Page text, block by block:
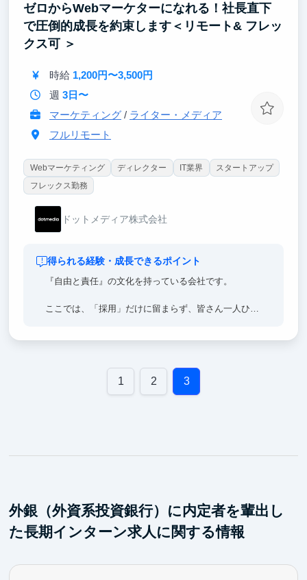
★ 部下10名をマネジメントしてチームを兼任する東
大生
など、レベルの高い学生が数多く在籍し、非凡な成果
それは、専門的なスキルはもちろん、ビジネスマンと
してのベースとなる高い思考力や実行力まで育成でき
る環境が整っているからです。
ゼロからWebマーケターになれる！社長直下
で圧倒的成長を約束します＜リモート& フレッ
クス可 ＞
時給 1,200円〜3,500円
週 3日〜
マーケティング/ ライター・メディア
フルリモート
Webマーケティング ディレクター IT業界
スタートアップ
フレックス勤務
ドットメディア株式会社
得られる経験・成長できるポイント
『自由と責任』の文化を持っている会社です。
ここでは、「採用」だけに留まらず、皆さん一人ひと
また私たちが提供するのは、これまでに無かった世界
ピード」を加速させる力を持つことを期待していま
1 2 3
外銀（外資系投資銀行）に内定者を輩出し
た長期インターン求人に関する情報